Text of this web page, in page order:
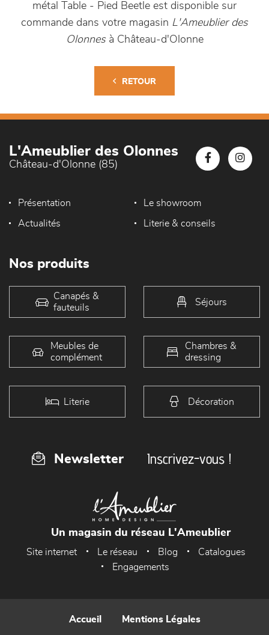
métal Table - Pied Beetle est disponible sur
commande dans votre magasin L'Ameublier des
Olonnesà Château-d'Olonne
RETOUR
L'Ameublier des Olonnes
Château-d'Olonne (85)
Présentation Le showroom
Actualités Literie & conseils
Nos produits
Canapés &
fauteuils
Séjours
Meubles de
complément
Chambres &
dressing
Literie Décoration
Newsletter Inscrivez-vous !
Un magasin du réseau L'Ameublier
Site internet Le réseau Blog
Catalogues
Engagements
Accueil Mentions Légales